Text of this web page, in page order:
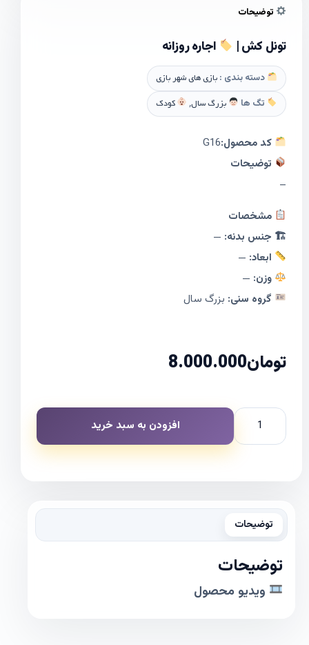
توضیحات
تونل کش | اجاره روزانه
دسته بندی : بازی های شهر بازی
تگ ها
بزرگ سال, کودک
کد محصول:G16
توضیحات
–
مشخصات
🏗 جنس بدنه: —
ابعاد: —
وزن: —
گروه سنی: بزرگ سال
تومان8.000.000
افزودن به سبد خرید
توضیحات
توضیحات
ویدیو محصول